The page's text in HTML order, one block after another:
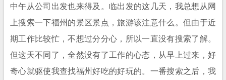
中午从公司出发也来得及。临出发的这几天，我总想从网
上搜索一下福州的景区景点，旅游该注意什么。但由于近
期工作比较忙，不想过分分心，所以一直没有搜索了解。
但这天不同了，全然没有了工作的心态，从早上过来，好
奇心就驱使我查找福州好吃的好玩的。一番搜索之后，我